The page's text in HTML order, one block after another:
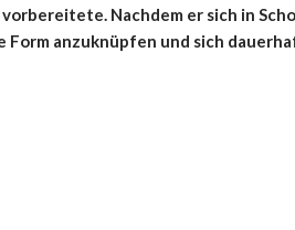
Nachdem er sich in
anzuknüpfen und sich